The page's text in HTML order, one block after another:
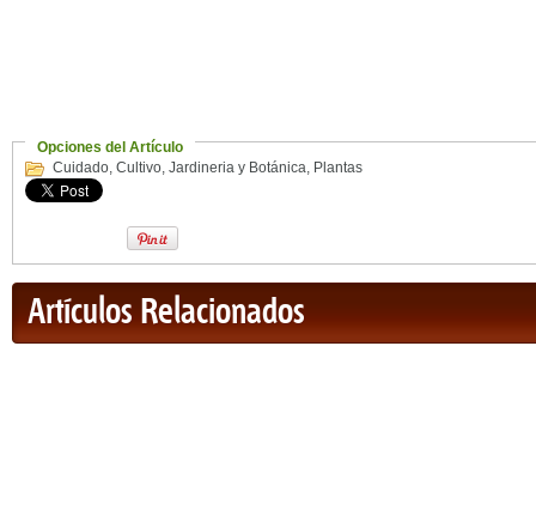
Opciones del Artículo
Cuidado, Cultivo, Jardineria y Botánica, Plantas
Artículos Relacionados